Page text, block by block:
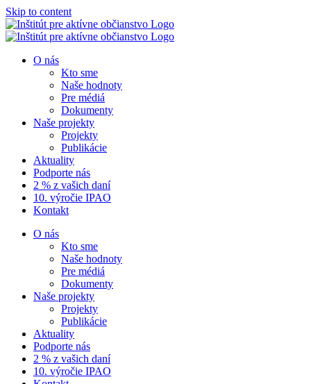
Skip to content
O nás
Kto sme
Naše hodnoty
Pre médiá
Dokumenty
Naše projekty
Projekty
Publikácie
Aktuality
Podporte nás
2 % z vašich daní
10. výročie IPAO
Kontakt
O nás
Kto sme
Naše hodnoty
Pre médiá
Dokumenty
Naše projekty
Projekty
Publikácie
Aktuality
Podporte nás
2 % z vašich daní
10. výročie IPAO